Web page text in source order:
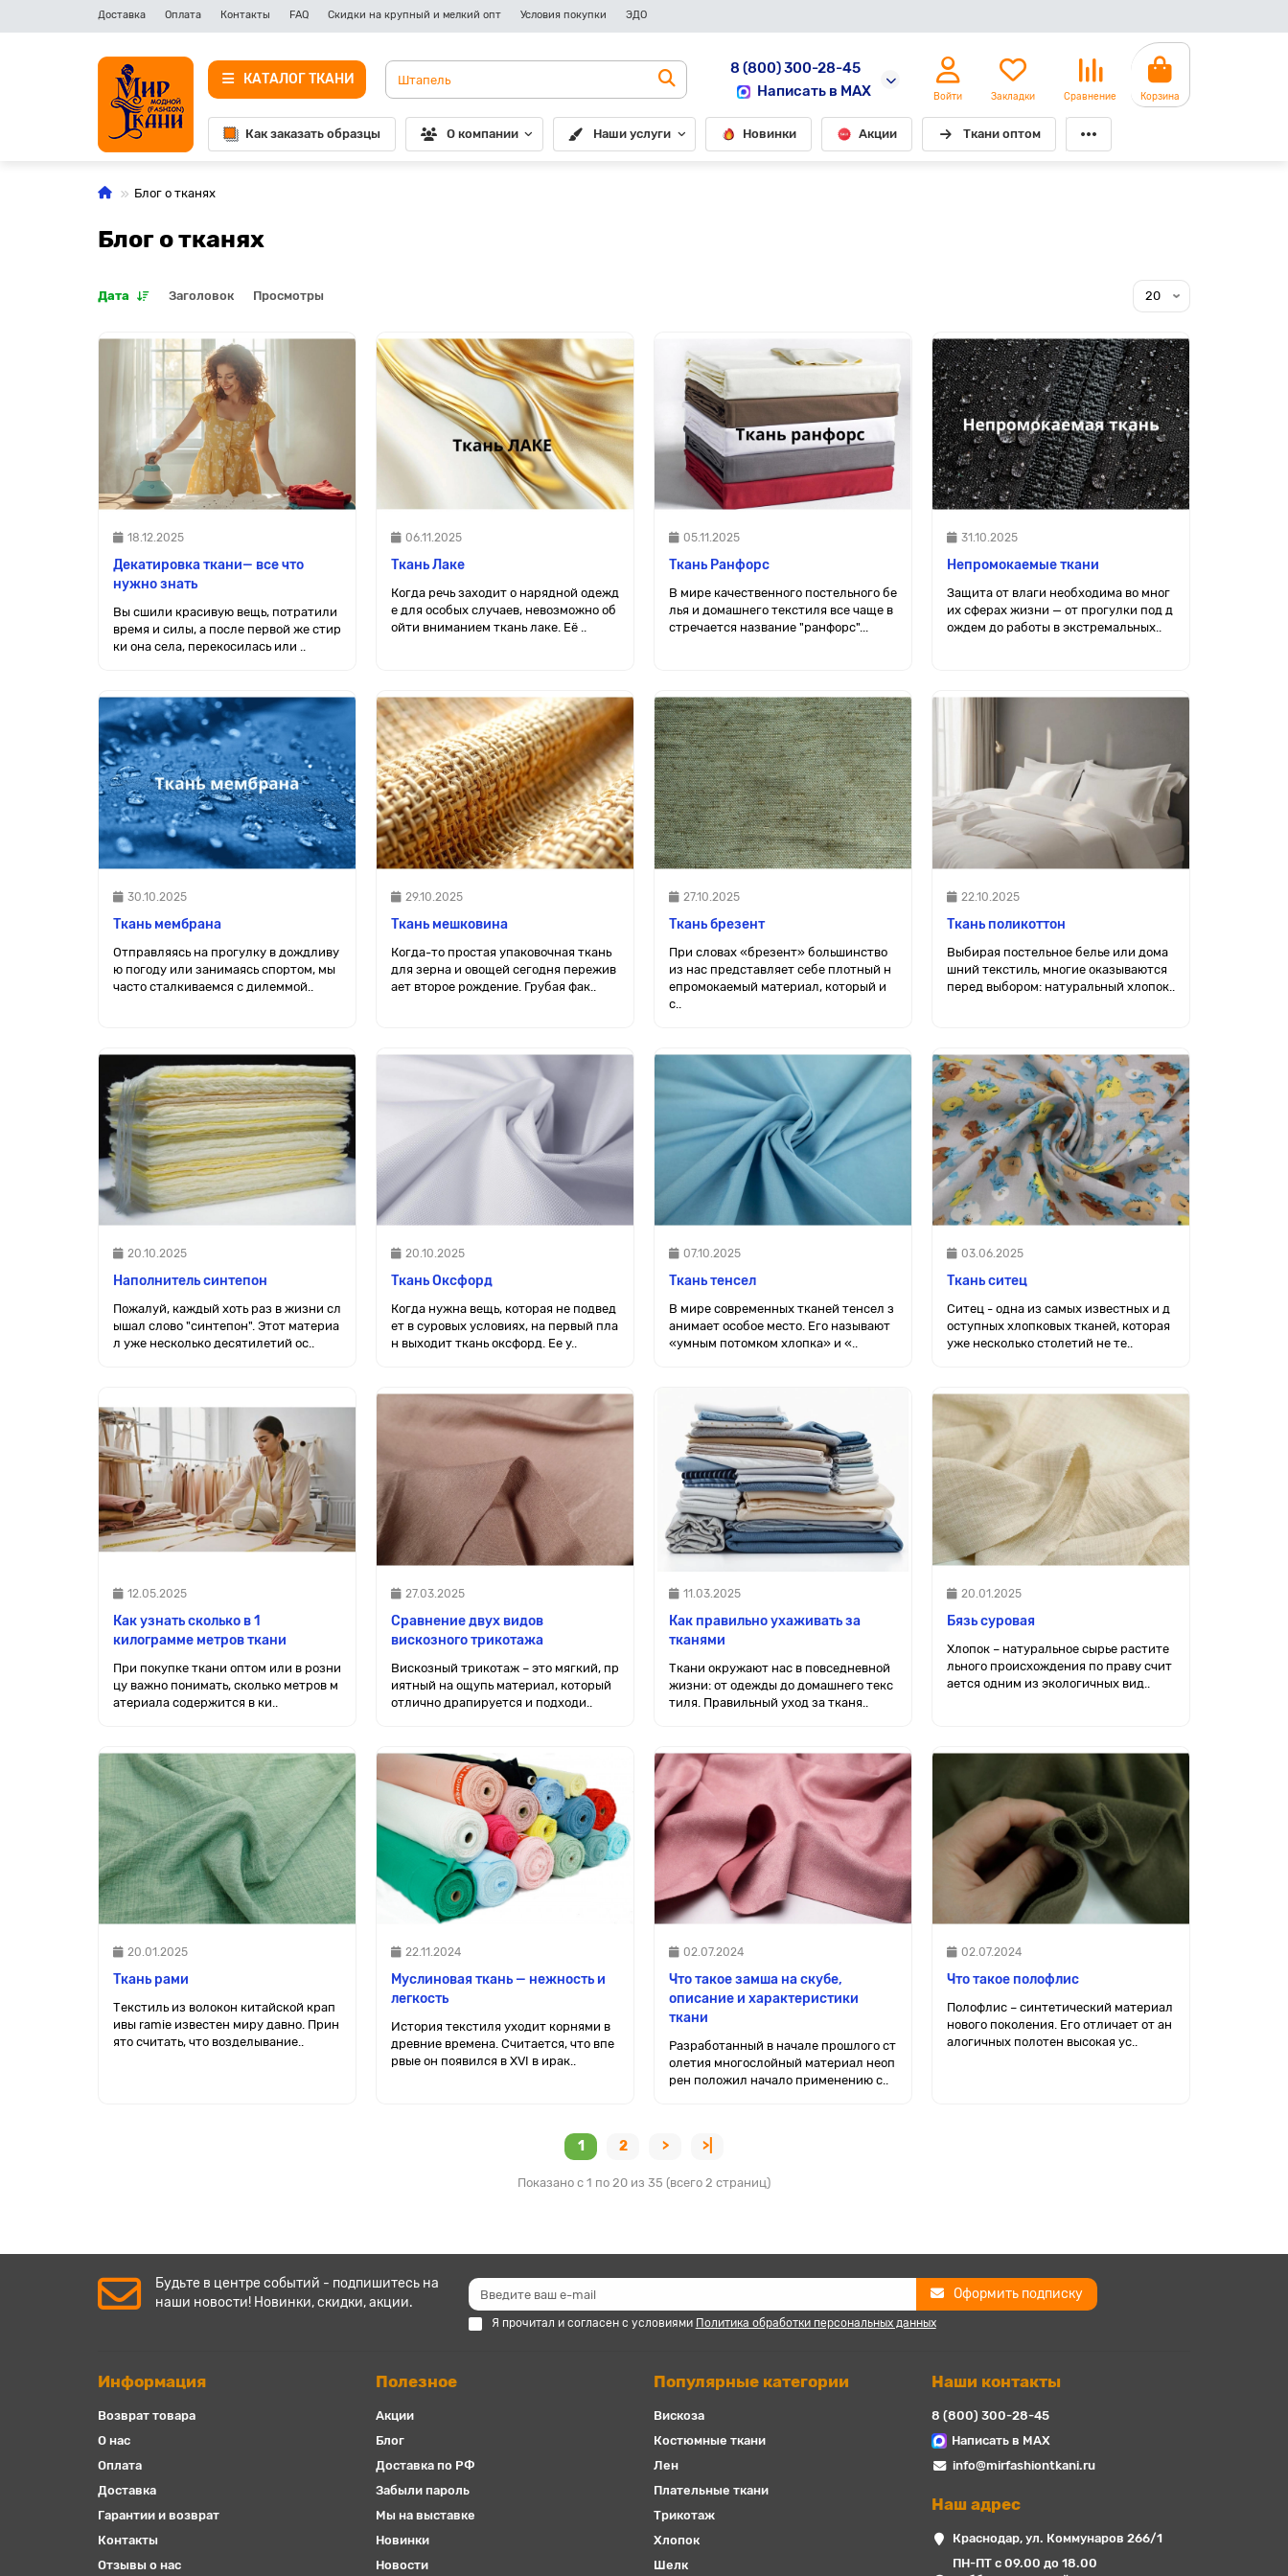
Доставка Оплата Контакты FAQ Скидки на крупный и мелкий опт Условия покупки ЭДО
КАТАЛОГ ТКАНИ
8 (800) 300-28-45
Написать в MAX
Войти Закладки Сравнение Корзина
Как заказать образцы О компании Наши услуги Новинки Акции Ткани оптом
Блог о тканях
Блог о тканях
Дата Заголовок Просмотры
18.12.2025
Декатировка ткани— все что
нужно знать
Вы сшили красивую вещь, потратили
время и силы, а после первой же стир
ки она села, перекосилась или ..
06.11.2025
Ткань Лаке
Когда речь заходит о нарядной одежд
е для особых случаев, невозможно об
ойти вниманием ткань лаке. Её ..
05.11.2025
Ткань Ранфорс
В мире качественного постельного бе
лья и домашнего текстиля все чаще в
стречается название "ранфорс"...
31.10.2025
Непромокаемые ткани
Защита от влаги необходима во мног
их сферах жизни — от прогулки под д
ождем до работы в экстремальных..
30.10.2025
Ткань мембрана
Отправляясь на прогулку в дождливу
ю погоду или занимаясь спортом, мы
часто сталкиваемся с дилеммой..
29.10.2025
Ткань мешковина
Когда-то простая упаковочная ткань
для зерна и овощей сегодня пережив
ает второе рождение. Грубая фак..
27.10.2025
Ткань брезент
При словах «брезент» большинство
из нас представляет себе плотный н
епромокаемый материал, который и
с..
22.10.2025
Ткань поликоттон
Выбирая постельное белье или дома
шний текстиль, многие оказываются
перед выбором: натуральный хлопок..
20.10.2025
Наполнитель синтепон
Пожалуй, каждый хоть раз в жизни сл
ышал слово "синтепон". Этот материа
л уже несколько десятилетий ос..
20.10.2025
Ткань Оксфорд
Когда нужна вещь, которая не подвед
ет в суровых условиях, на первый пла
н выходит ткань оксфорд. Ее у..
07.10.2025
Ткань тенсел
В мире современных тканей тенсел з
анимает особое место. Его называют
«умным потомком хлопка» и «..
03.06.2025
Ткань ситец
Ситец - одна из самых известных и д
оступных хлопковых тканей, которая
уже несколько столетий не те..
12.05.2025
Как узнать сколько в 1
килограмме метров ткани
При покупке ткани оптом или в розни
цу важно понимать, сколько метров м
атериала содержится в ки..
27.03.2025
Сравнение двух видов
вискозного трикотажа
Вискозный трикотаж – это мягкий, пр
иятный на ощупь материал, который
отлично драпируется и подходи..
11.03.2025
Как правильно ухаживать за
тканями
Ткани окружают нас в повседневной
жизни: от одежды до домашнего текс
тиля. Правильный уход за тканя..
20.01.2025
Бязь суровая
Хлопок – натуральное сырье растите
льного происхождения по праву счит
ается одним из экологичных вид..
20.01.2025
Ткань рами
Текстиль из волокон китайской крап
ивы ramie известен миру давно. Прин
ято считать, что возделывание..
22.11.2024
Муслиновая ткань — нежность и
легкость
История текстиля уходит корнями в
древние времена. Считается, что впе
рвые он появился в XVI в ирак..
02.07.2024
Что такое замша на скубе,
описание и характеристики
ткани
Разработанный в начале прошлого ст
олетия многослойный материал неоп
рен положил начало применению с..
02.07.2024
Что такое полофлис
Полофлис – синтетический материал
нового поколения. Его отличает от ан
алогичных полотен высокая ус..
1 2 > >|
Показано с 1 по 20 из 35 (всего 2 страниц)
Будьте в центре событий - подпишитесь на
наши новости! Новинки, скидки, акции.
Оформить подписку
Я прочитал и согласен с условиями Политика обработки персональных данных
Информация
Возврат товара
О нас
Оплата
Доставка
Гарантии и возврат
Контакты
Отзывы о нас
Полезное
Акции
Блог
Доставка по РФ
Забыли пароль
Мы на выставке
Новинки
Новости
Популярные категории
Вискоза
Костюмные ткани
Лен
Плательные ткани
Трикотаж
Хлопок
Шелк
Наши контакты
8 (800) 300-28-45
Написать в MAX
info@mirfashiontkani.ru
Наш адрес
Краснодар, ул. Коммунаров 266/1
ПН-ПТ с 09.00 до 18.00